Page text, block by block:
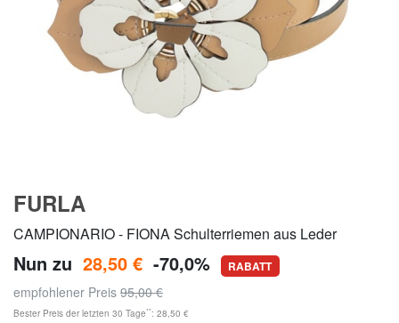
FURLA
CAMPIONARIO - FIONA Schulterriemen aus Leder
Nun zu 28,50 € -70,0% RABATT
empfohlener Preis 95,00 €
Bester Preis der letzten 30 Tage**: 28,50 €